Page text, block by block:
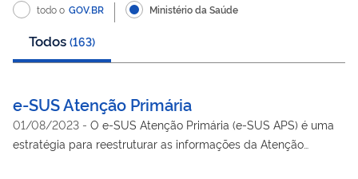
todo o GOV.BR Ministério da Saúde
Todos (163)
e-SUS Atenção Primária
01/08/2023 - O e-SUS Atenção Primária (e-SUS APS) é uma
estratégia para reestruturar as informações da Atenção